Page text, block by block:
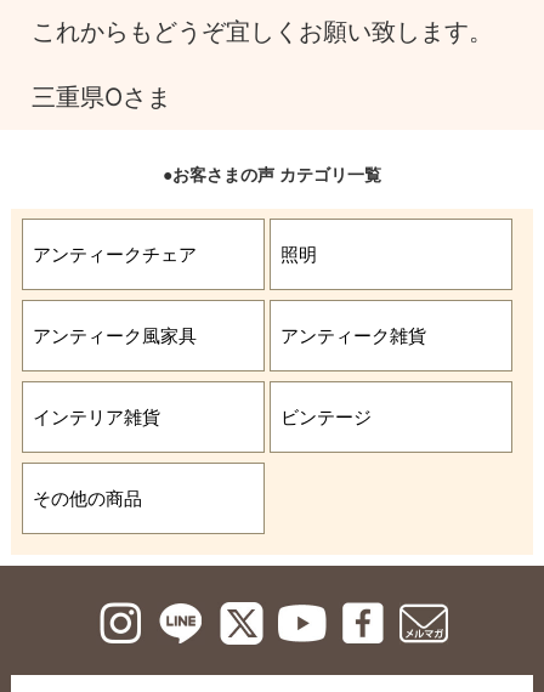
これからもどうぞ宜しくお願い致します。
三重県Oさま
●お客さまの声 カテゴリ一覧
アンティークチェア 照明
アンティーク風家具 アンティーク雑貨
インテリア雑貨 ビンテージ
その他の商品